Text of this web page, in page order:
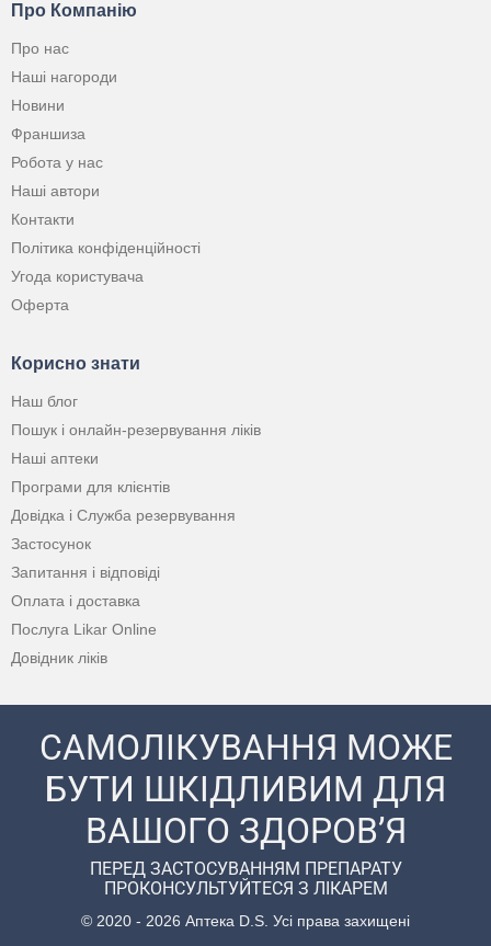
Про Компанію
Про нас
Наші нагороди
Новини
Франшиза
Робота у нас
Наші автори
Контакти
Політика конфіденційності
Угода користувача
Оферта
Корисно знати
Наш блог
Пошук і онлайн-резервування ліків
Наші аптеки
Програми для клієнтів
Довідка і Служба резервування
Застосунок
Запитання і відповіді
Оплата і доставка
Послуга Likar Online
Довідник ліків
САМОЛІКУВАННЯ МОЖЕ
БУТИ ШКІДЛИВИМ ДЛЯ
ВАШОГО ЗДОРОВ’Я
ПЕРЕД ЗАСТОСУВАННЯМ ПРЕПАРАТУ
ПРОКОНСУЛЬТУЙТЕСЯ З ЛІКАРЕМ
© 2020 - 2026 Аптека D.S. Усі права захищені